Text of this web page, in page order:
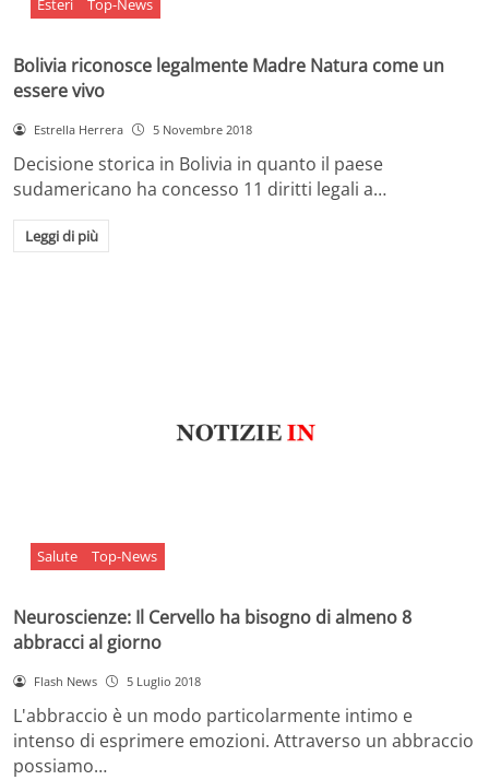
Esteri Top-News
Bolivia riconosce legalmente Madre Natura come un
essere vivo
Estrella Herrera 5 Novembre 2018
Decisione storica in Bolivia in quanto il paese
sudamericano ha concesso 11 diritti legali a…
Leggi di più
Salute Top-News
Neuroscienze: Il Cervello ha bisogno di almeno 8
abbracci al giorno
Flash News 5 Luglio 2018
L'abbraccio è un modo particolarmente intimo e
intenso di esprimere emozioni. Attraverso un abbraccio
possiamo…